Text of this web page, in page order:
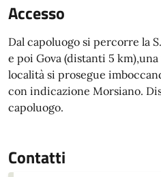
Accesso
Dal capoluogo si percorre la
e poi Gova (distanti 5
località si prosegue
con indicazione Morsiano.
capoluogo.
Contatti